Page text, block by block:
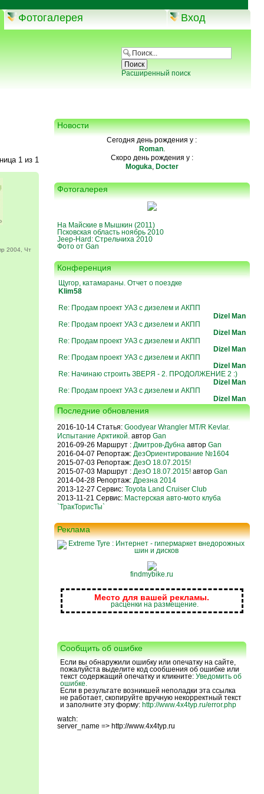
Фотогалерея Вход
Расширенный поиск
1из 1
2004, Чт
Новости
Сегодня день рождения у :
Roman.
Скоро день рождения у :
Moguka, Docter
Фотогалерея
На Майские в Мышкин (2011)
Псковская область ноябрь 2010
Jeep-Hard: Стрельчиха 2010
Фото от Gan
Конференция
Щугор, катамараны. Отчет о поездке
Klim58
Re: Продам проект УАЗ с дизелем и АКПП
Dizel Man
Re: Продам проект УАЗ с дизелем и АКПП
Dizel Man
Re: Продам проект УАЗ с дизелем и АКПП
Dizel Man
Re: Продам проект УАЗ с дизелем и АКПП
Dizel Man
Re: Начинаю строить ЗВЕРЯ - 2. ПРОДОЛЖЕНИЕ 2 :)
Dizel Man
Re: Продам проект УАЗ с дизелем и АКПП
Dizel Man
Последние обновления
2016-10-14 Статья: Goodyear Wrangler MT/R Kevlar.
Испытание Арктикой.автор Gan
2016-09-26 Маршрут : Дмитров-Дубнаавтор Gan
2016-04-07 Репортаж: ДезОриентирование №1604
2015-07-03 Репортаж: ДезО 18.07.2015!
2015-07-03 Маршрут : ДезО 18.07.2015! автор Gan
2014-04-28 Репортаж: Дрезна 2014
2013-12-27 Сервис: Toyota Land Cruiser Club
2013-11-21 Сервис: Мастерская авто-мото клуба
`ТракТорисТы`
Реклама
findmybike.ru
Место для вашей рекламы.
расценки на размещение.
Сообщить об ошибке
Если вы обнаружили ошибку или опечатку на сайте,
пожалуйста выделите код сообшения об ошибке или
текст содержащий опечатку и кликните: Уведомить об
ошибке.
Если в результате возникшей неполадки эта ссылка
не работает, скопируйте вручную некорректный текст
и заполните эту форму: http://www.4x4typ.ru/error.php
watch:
server_name => http://www.4x4typ.ru